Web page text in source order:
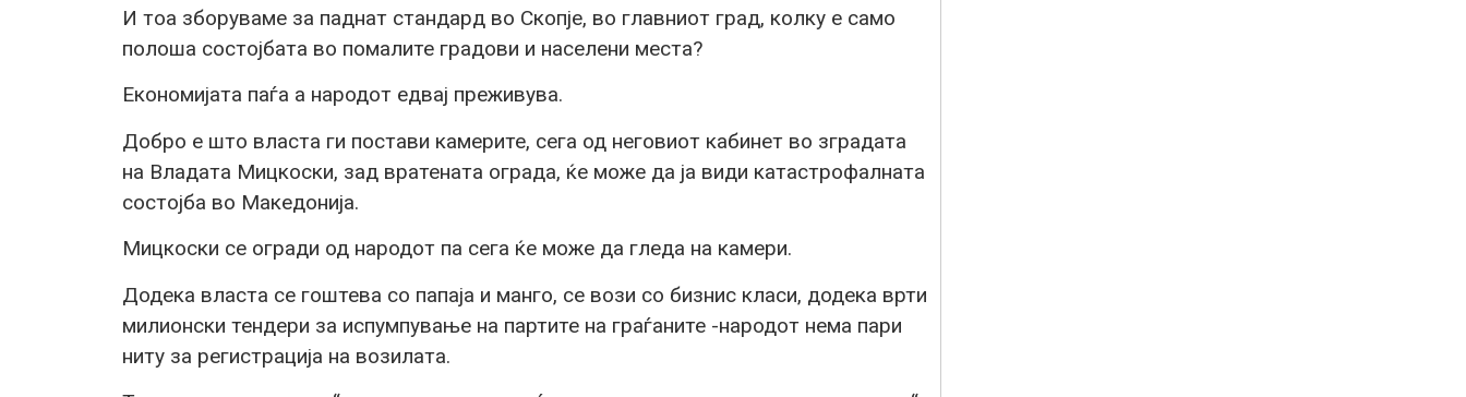
И тоа зборуваме за паднат стандард во Скопје, во главниот град, колку е само
полоша состојбата во помалите градови и населени места?
Економијата паѓа а народот едвај преживува.
Добро е што власта ги постави камерите, сега од неговиот кабинет во зградата
на Владата Мицкоски, зад вратената ограда, ќе може да ја види катастрофалната
состојба во Македонија.
Мицкоски се огради од народот па сега ќе може да гледа на камери.
Додека власта се гоштева со папаја и манго, се вози со бизнис класи, додека врти
милионски тендери за испумпување на партите на граѓаните -народот нема пари
ниту за регистрација на возилата.